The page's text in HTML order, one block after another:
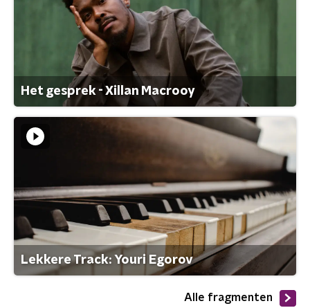
Het gesprek - Xillan Macrooy
Lekkere Track: Youri Egorov
Alle fragmenten